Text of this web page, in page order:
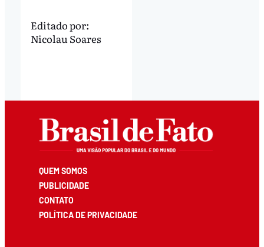
Editado por:
Nicolau Soares
QUEM SOMOS
PUBLICIDADE
CONTATO
POLÍTICA DE PRIVACIDADE